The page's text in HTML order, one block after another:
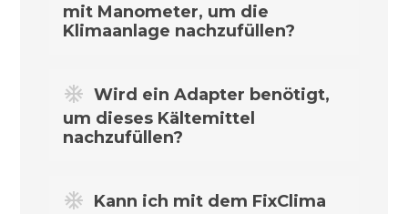
mit Manometer, um die
Klimaanlage nachzufüllen?
ist bereits in diesem Set enthalten.
Wird ein Adapter benötigt,
um dieses Kältemittel
nachzufüllen?
2016 ist kein Adapter erforderlich. Es gibt
Kann ich mit dem FixClima